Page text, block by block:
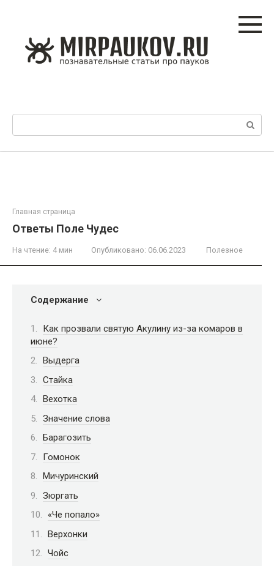
Главная страница
Ответы Поле Чудес
На чтение: 4 мин Опубликовано: 06.06.2023 Полезное
Содержание
Как прозвали святую Акулину из-за комаров в
июне?
Выдерга
Стайка
Вехотка
Значение слова
Барагозить
Гомонок
Мичуринский
Зюргать
«Че попало»
Верхонки
Чойс